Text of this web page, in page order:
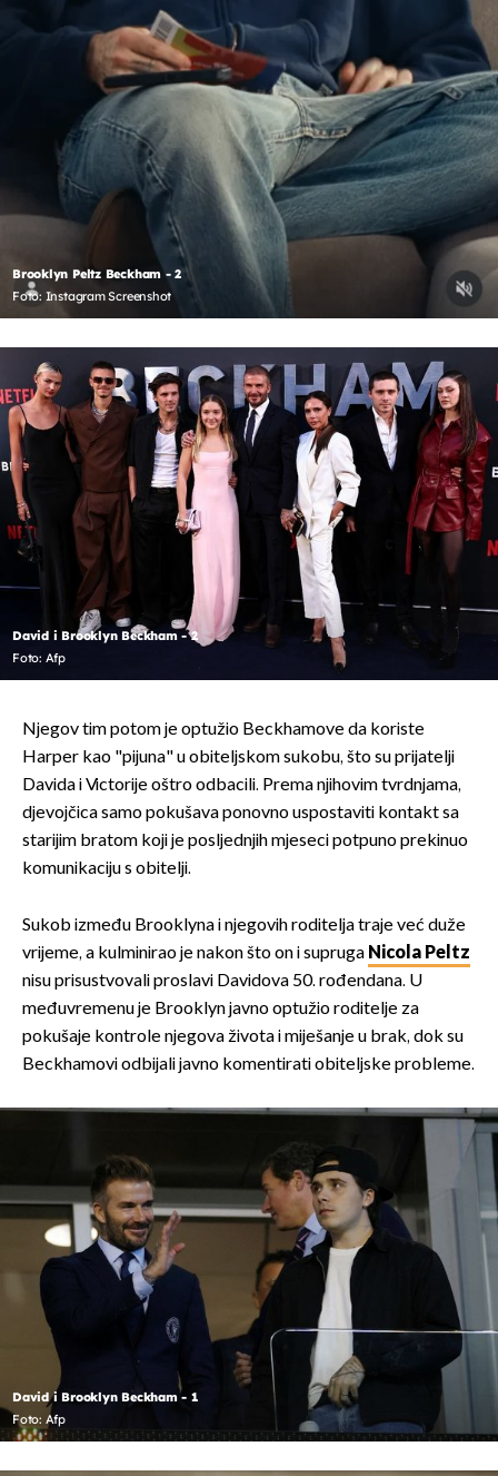
Brooklyn Peltz Beckham - 2
Foto: Instagram Screenshot
David i Brooklyn Beckham - 2
Foto: Afp
Njegov tim potom je optužio Beckhamove da koriste
Harper kao "pijuna" u obiteljskom sukobu, što su prijatelji
Davida i Victorije oštro odbacili. Prema njihovim tvrdnjama,
djevojčica samo pokušava ponovno uspostaviti kontakt sa
starijim bratom koji je posljednjih mjeseci potpuno prekinuo
komunikaciju s obitelji.
Sukob između Brooklyna i njegovih roditelja traje već duže
vrijeme, a kulminirao je nakon što on i supruga Nicola Peltz
nisu prisustvovali proslavi Davidova 50. rođendana. U
međuvremenu je Brooklyn javno optužio roditelje za
pokušaje kontrole njegova života i miješanje u brak, dok su
Beckhamovi odbijali javno komentirati obiteljske probleme.
David i Brooklyn Beckham - 1
Foto: Afp